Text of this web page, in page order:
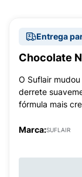
Entrega
Chocolate
O Suflair
derrete
fórmula mais
Marca:SUFLAIR